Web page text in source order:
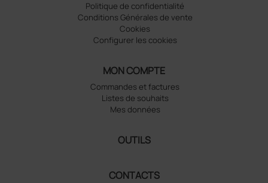
Politique de confidentialité
Conditions Générales de vente
Cookies
Configurer les cookies
MON COMPTE
Commandes et factures
Listes de souhaits
Mes données
OUTILS
CONTACTS